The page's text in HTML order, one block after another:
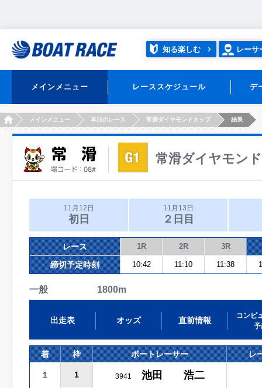
知る楽しむ レーサ
メインメニュー レーススケジュール デ
HOMEメインメニュー 本日のレース 常滑ダイヤモンドカップ 結果
常滑ダイヤモン
11月12日
初日
11月13日
２日目
レース 1R 2R 3R
締切予定時刻 10:42 11:10 11:38
一般 1800m
出走表 オッズ 直前情報
コンピ
予
着 枠 ボートレーサー レ
１ 1 3941 池田 浩二